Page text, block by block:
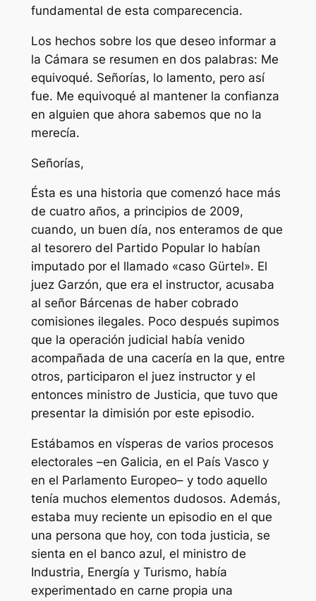
fundamental de esta comparecencia.
Los hechos sobre los que deseo informar a
la Cámara se resumen en dos palabras: Me
equivoqué. Señorías, lo lamento, pero así
fue. Me equivoqué al mantener la confianza
en alguien que ahora sabemos que no la
merecía.
Señorías,
Ésta es una historia que comenzó hace más
de cuatro años, a principios de 2009,
cuando, un buen día, nos enteramos de que
al tesorero del Partido Popular lo habían
imputado por el llamado «caso Gürtel». El
juez Garzón, que era el instructor, acusaba
al señor Bárcenas de haber cobrado
comisiones ilegales. Poco después supimos
que la operación judicial había venido
acompañada de una cacería en la que, entre
otros, participaron el juez instructor y el
entonces ministro de Justicia, que tuvo que
presentar la dimisión por este episodio.
Estábamos en vísperas de varios procesos
electorales –en Galicia, en el País Vasco y
en el Parlamento Europeo– y todo aquello
tenía muchos elementos dudosos. Además,
estaba muy reciente un episodio en el que
una persona que hoy, con toda justicia, se
sienta en el banco azul, el ministro de
Industria, Energía y Turismo, había
experimentado en carne propia una